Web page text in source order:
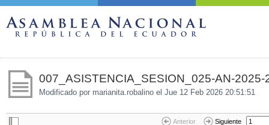
007_ASISTENCIA_SESION_025-AN-
Modificado por marianita.robalino el Jue 12 Feb 2026 20:51:51
Anterior Siguiente